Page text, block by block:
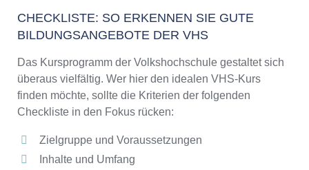
CHECKLISTE: SO ERKENNEN SIE GUTE
BILDUNGSANGEBOTE DER VHS
Das Kursprogramm der Volkshochschule gestaltet sich
überaus vielfältig. Wer hier den idealen VHS-Kurs
finden möchte, sollte die Kriterien der folgenden
Checkliste in den Fokus rücken:
Zielgruppe und Voraussetzungen
Inhalte und Umfang